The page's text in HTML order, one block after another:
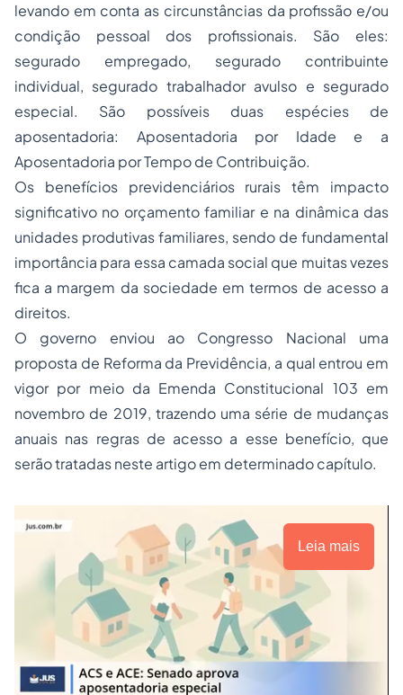
levando em conta as circunstâncias da profissão e/ou
condição pessoal dos profissionais. São eles:
segurado empregado, segurado contribuinte
individual, segurado trabalhador avulso e segurado
especial. São possíveis duas espécies de
aposentadoria: Aposentadoria por Idade e a
Aposentadoria por Tempo de Contribuição.
Os benefícios previdenciários rurais têm impacto
significativo no orçamento familiar e na dinâmica das
unidades produtivas familiares, sendo de fundamental
importância para essa camada social que muitas vezes
fica a margem da sociedade em termos de acesso a
direitos.
O governo enviou ao Congresso Nacional uma
proposta de Reforma da Previdência, a qual entrou em
vigor por meio da Emenda Constitucional 103 em
novembro de 2019, trazendo uma série de mudanças
anuais nas regras de acesso a esse benefício, que
serão tratadas neste artigo em determinado capítulo.
Leia mais